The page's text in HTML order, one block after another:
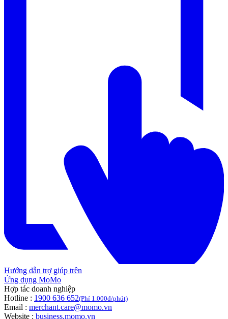
Hướng dẫn trợ giúp trên
Ứng dụng MoMo
Hợp tác doanh nghiệp
Hotline : 1900 636 652(Phí 1.000đ/phút)
Email : merchant.care@momo.vn
Website : business.momo.vn